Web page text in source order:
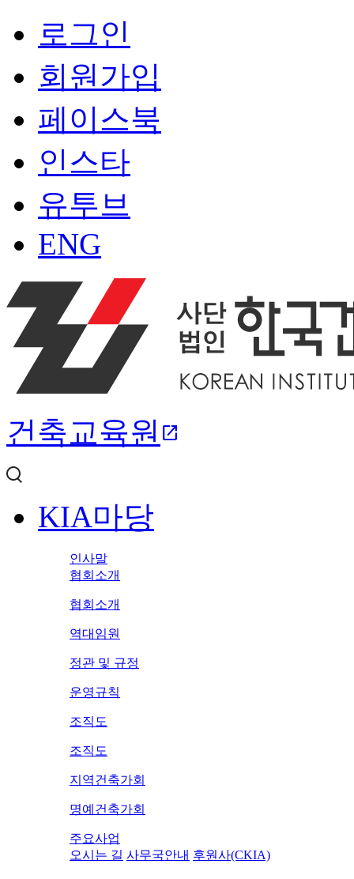
로그인
회원가입
페이스북
인스타
유투브
ENG
건축교육원 open_in_new
KIA마당
인사말
협회소개
협회소개
역대임원
정관 및 규정
운영규칙
조직도
조직도
지역건축가회
명예건축가회
주요사업
오시는 길 사무국안내 후원사(CKIA)